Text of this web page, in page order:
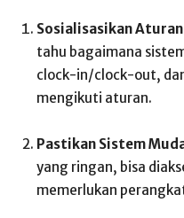
Sosialisasikan
tahu bagaimana
clock-in/clock-out,
mengikuti aturan.
Pastikan Sistem
yang ringan, bisa
memerlukan